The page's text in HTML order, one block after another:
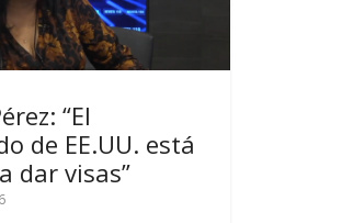
“El
de EE.UU. está
dar visas”